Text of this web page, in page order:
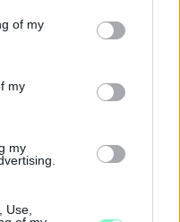
You may click to
its third-party tags to
in below Google
of my
my
my
Use,
nagyon izgalmas történet
De itt sokkal
meg a nézők és a színház
újra a színházról, ezáltal